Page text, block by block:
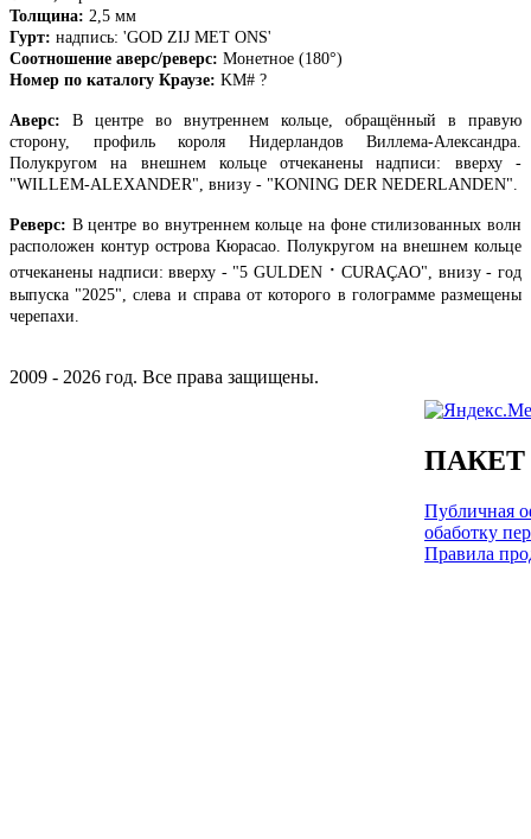
Толщина: 2,5 мм
Гурт: надпись: 'GOD ZIJ MET ONS'
Соотношение аверс/реверс: Монетное (180°)
Номер по каталогу Краузе: KM# ?
Аверс: В центре во внутреннем кольце, обращённый в правую
сторону, профиль короля Нидерландов Виллема-Александра.
Полукругом на внешнем кольце отчеканены надписи: вверху -
"WILLEM-ALEXANDER", внизу - "KONING DER NEDERLANDEN".
Реверс: В центре во внутреннем кольцена фоне стилизованных волн
расположен контур острова Кюрасао. Полукругом на внешнем кольце
отчеканены надписи: вверху - "5 GULDEN · CURAÇAO", внизу - год
выпуска "2025", слева и справа от которого в голограмме размещены
черепахи.
2009 - 2026 год. Все права защищены.
Публичная
обаботку
Правила